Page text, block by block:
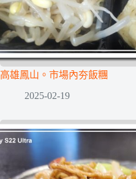
高雄鳳山。市場內夯飯糰
2025-02-19